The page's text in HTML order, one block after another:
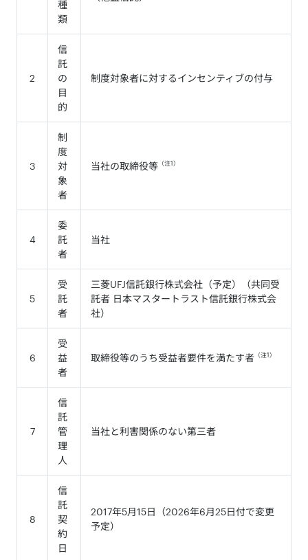
種
類
2
信
託
の
目
的
制度対象者に対するインセンティブの付与
3
制
度
対
象
者
当社の取締役等 （注1）
4
委
託
者
当社
5
受
託
者
三菱UFJ信託銀行株式会社（予定）（共同受
託者 日本マスタートラスト信託銀行株式会
社）
6
受
益
者
取締役等のうち受益者要件を満たす者 （注1）
7
信
託
管
理
人
当社と利害関係のない第三者
8
信
託
契
約
日
2017年5⽉15⽇（2026年6月25日付で変更
予定）